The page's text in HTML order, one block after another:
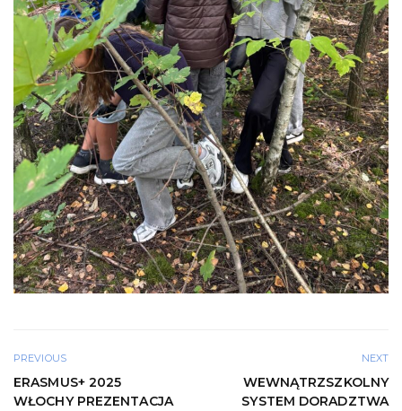
PREVIOUS
ERASMUS+ 2025
WŁOCHY PREZENTACJA
NEXT
WEWNĄTRZSZKOLNY
SYSTEM DORADZTWA